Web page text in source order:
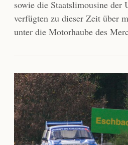
sowie die Staatslimousine der
verfügten zu dieser Zeit über
unter die Motorhaube des